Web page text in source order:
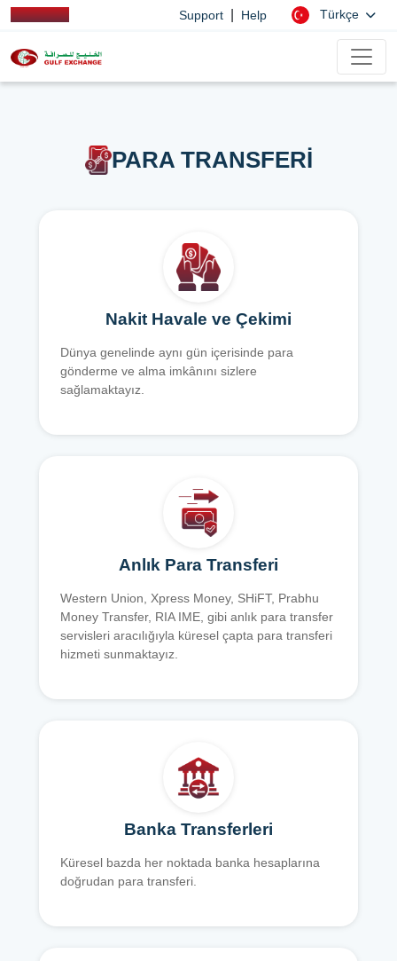
Support Help Türkçe
PARA TRANSFERİ
Nakit Havale ve Çekimi
Dünya genelinde aynı gün içerisinde para
gönderme ve alma imkânını sizlere
sağlamaktayız.
Anlık Para Transferi
Western Union, Xpress Money, SHiFT, Prabhu
Money Transfer, RIA IME, gibi anlık para transfer
servisleri aracılığıyla küresel çapta para transferi
hizmeti sunmaktayız.
Banka Transferleri
Küresel bazda her noktada banka hesaplarına
doğrudan para transferi.